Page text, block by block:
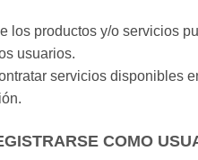
los productos y/o servicios
usuarios.
servicios disponibles
COMO